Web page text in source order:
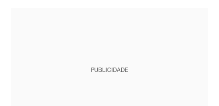
PUBLICIDADE